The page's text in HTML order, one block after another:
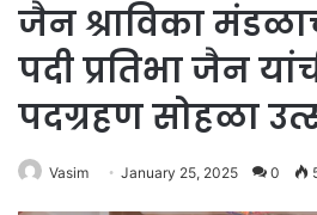
जैन श्राविका
पदी प्रतिभा जैन
पदग्रहण सोहळा
Vasim January 25, 2025 0